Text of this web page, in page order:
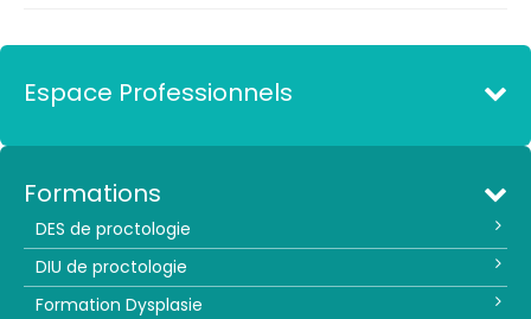
Espace Professionnels
Formations
DES de proctologie
DIU de proctologie
Formation Dysplasie